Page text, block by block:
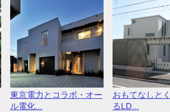
東京電力とコラボ・オー
ル電化...
おもてなしと
るLD...